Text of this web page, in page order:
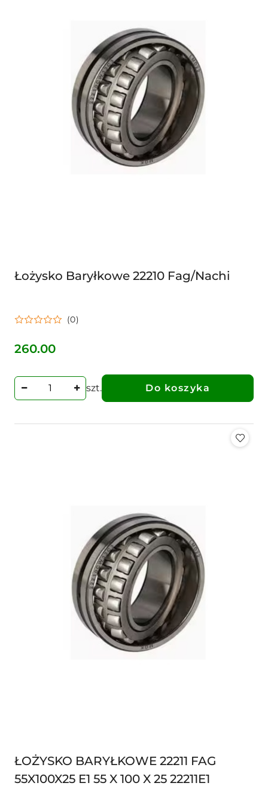
Łożysko Baryłkowe 22210 Fag/Nachi
(0)
Cena:
260.00
szt. Do koszyka
ŁOŻYSKO BARYŁKOWE 22211 FAG
55X100X25 E1 55 X 100 X 25 22211E1